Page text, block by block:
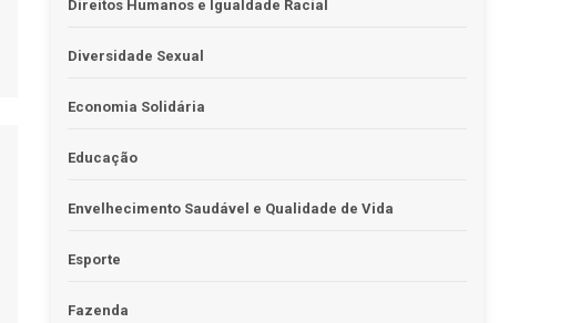
Direitos Humanos e Igualdade Racial
Diversidade Sexual
Economia Solidária
Educação
Envelhecimento Saudável e Qualidade de Vida
Esporte
Fazenda